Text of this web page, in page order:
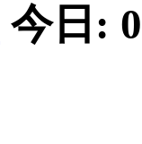
今日: 0